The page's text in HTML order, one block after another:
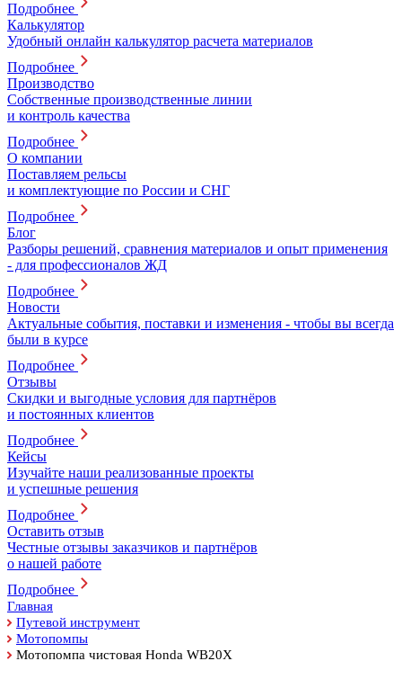
Подробнее
Калькулятор
Удобный онлайн калькулятор расчета материалов
Подробнее
Производство
Собственные производственные линии
и контроль качества
Подробнее
О компании
Поставляем рельсы
и комплектующие по России и СНГ
Подробнее
Блог
Разборы решений, сравнения материалов и опыт применения
- для профессионалов ЖД
Подробнее
Новости
Актуальные события, поставки и изменения - чтобы вы всегда
были в курсе
Подробнее
Отзывы
Скидки и выгодные условия для партнёров
и постоянных клиентов
Подробнее
Кейсы
Изучайте наши реализованные проекты
и успешные решения
Подробнее
Оставить отзыв
Честные отзывы заказчиков и партнёров
о нашей работе
Подробнее
Главная
Путевой инструмент
Мотопомпы
Мотопомпа чистовая Honda WB20X